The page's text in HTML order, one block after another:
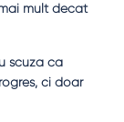
mult decat
scuza ca
ci doar